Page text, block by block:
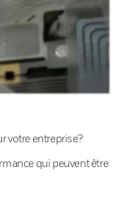
votre entreprise?
qui peuvent être